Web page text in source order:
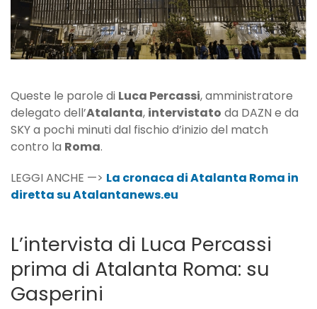
Queste le parole di Luca Percassi, amministratore
delegato dell’Atalanta, intervistato da DAZN e da
SKY a pochi minuti dal fischio d’inizio del match
contro la Roma.
LEGGI ANCHE —> La cronaca di Atalanta Roma in
diretta su Atalantanews.eu
L’intervista di Luca Percassi
prima di Atalanta Roma: su
Gasperini